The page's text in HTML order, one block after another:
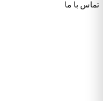
تماس با ما